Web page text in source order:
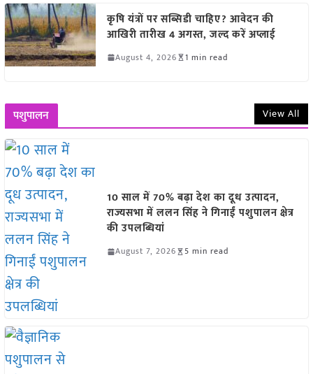
कृषि यंत्रों पर सब्सिडी चाहिए? आवेदन की
आखिरी तारीख 4 अगस्त, जल्द करें अप्लाई
August 4, 2026 1 min read
पशुपालन View All
10 साल में 70% बढ़ा देश का दूध उत्पादन,
राज्यसभा में ललन सिंह ने गिनाईं पशुपालन क्षेत्र
की उपलब्धियां
August 7, 2026 5 min read